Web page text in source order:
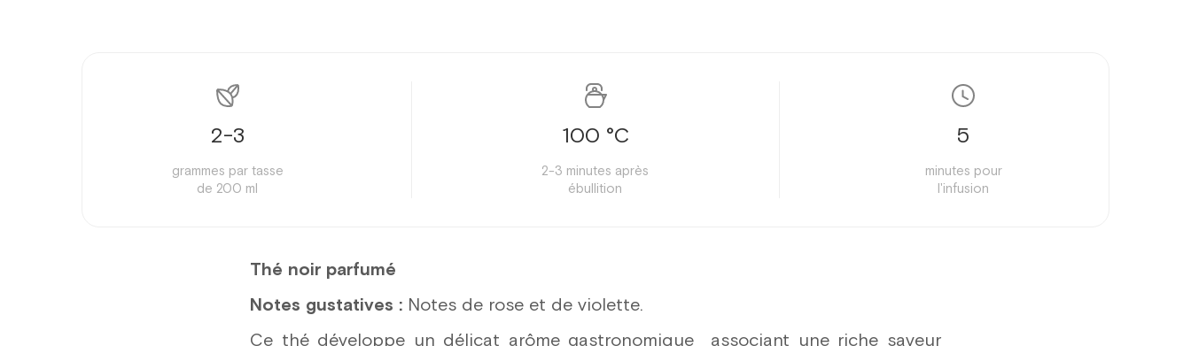
2-3
grammes par tasse
de 200 ml
100 °C
2-3 minutes après
ébullition
5
minutes pour
l'infusion
Thé noir parfumé
Notes gustatives : Notes de rose et de violette.
Ce thé développe un délicat arôme gastronomique associant une riche saveur